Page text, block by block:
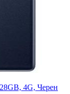
4G, Черен